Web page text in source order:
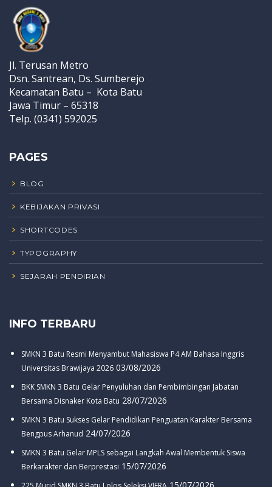
Jl. Terusan Metro
Dsn. Santrean, Ds. Sumberejo
Kecamatan Batu – Kota Batu
Jawa Timur – 65318
Telp. (0341) 592025
PAGES
BLOG
KEBIJAKAN PRIVASI
SHORTCODES
TYPOGRAPHY
SEJARAH PENDIRIAN
INFO TERBARU
SMKN 3 Batu Resmi Menyambut Mahasiswa P4 AM Bahasa Inggris
Universitas Brawijaya 2026 03/08/2026
BKK SMKN 3 Batu Gelar Penyuluhan dan Pembimbingan Jabatan
Bersama Disnaker Kota Batu 28/07/2026
SMKN 3 Batu Sukses Gelar Pendidikan Penguatan Karakter Bersama
Bengpus Arhanud 24/07/2026
SMKN 3 Batu Gelar MPLS sebagai Langkah Awal Membentuk Siswa
Berkarakter dan Berprestasi 15/07/2026